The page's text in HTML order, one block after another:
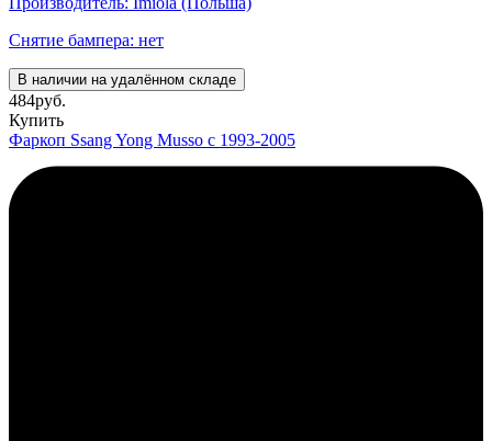
Снятие бампера: нет
В наличии на удалённом складе
484руб.
Купить
Фаркоп Ssang Yong Musso с 1993-2005